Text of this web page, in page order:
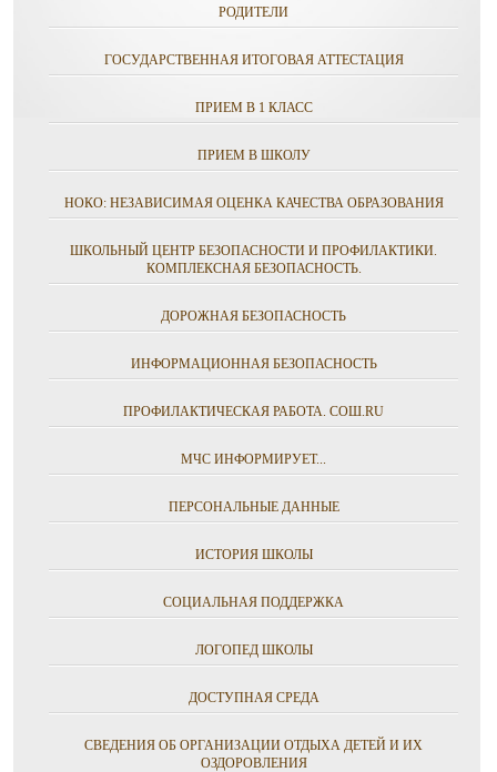
РОДИТЕЛИ
ГОСУДАРСТВЕННАЯ ИТОГОВАЯ АТТЕСТАЦИЯ
ПРИЕМ В 1 КЛАСС
ПРИЕМ В ШКОЛУ
НОКО: НЕЗАВИСИМАЯ ОЦЕНКА КАЧЕСТВА ОБРАЗОВАНИЯ
ШКОЛЬНЫЙ ЦЕНТР БЕЗОПАСНОСТИ И ПРОФИЛАКТИКИ.
КОМПЛЕКСНАЯ БЕЗОПАСНОСТЬ.
ДОРОЖНАЯ БЕЗОПАСНОСТЬ
ИНФОРМАЦИОННАЯ БЕЗОПАСНОСТЬ
ПРОФИЛАКТИЧЕСКАЯ РАБОТА. СОШ.RU
МЧС ИНФОРМИРУЕТ...
ПЕРСОНАЛЬНЫЕ ДАННЫЕ
ИСТОРИЯ ШКОЛЫ
СОЦИАЛЬНАЯ ПОДДЕРЖКА
ЛОГОПЕД ШКОЛЫ
ДОСТУПНАЯ СРЕДА
СВЕДЕНИЯ ОБ ОРГАНИЗАЦИИ ОТДЫХА ДЕТЕЙ И ИХ
ОЗДОРОВЛЕНИЯ